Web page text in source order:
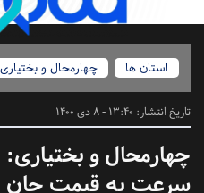
استان ها
چهارمحال و بختیاری
تاریخ انتشار: 13:40 - 8 دی 1400
چهارمحال و بختیاری:
سرعت به قیمت جان